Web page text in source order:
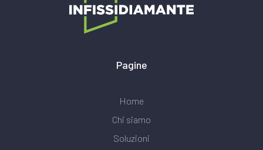
Pagine
Home
Chi siamo
Soluzioni